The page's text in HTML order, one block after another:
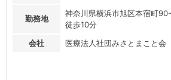
勤務地
神奈川県横浜市旭区本宿町
徒歩10分
会社
医療法人社団みさとまこと会